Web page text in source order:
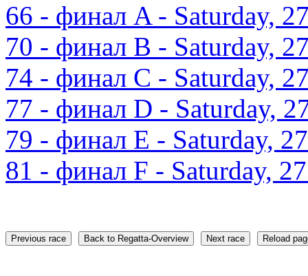
66 - финал A - Saturday,
70 - финал B - Saturday,
74 - финал C - Saturday,
77 - финал D - Saturday,
79 - финал E - Saturday,
81 - финал F - Saturday,
Previous race Back to Regatta-Overview Next race Reload